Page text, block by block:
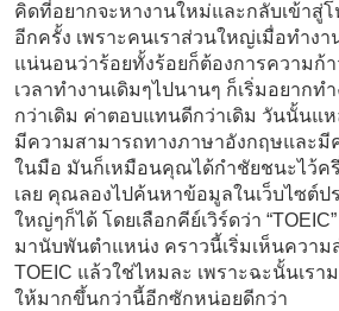
คิดที่อยากจะหางานใหม่และกลับเข้าสู่
อีกครั้ง เพราะคนเราส่วนใหญ่เมื่อทำงา
แน่นอนว่าร้อยทั้งร้อยก็ต้องการความก้
เวลาทำงานเดิมๆไปนานๆ ก็เริ่มอยากท
กว่าเดิม ค่าตอบแทนดีกว่าเดิม วันนั้นแ
มีความสามารถทางภาษาอังกฤษและมี
ในมือ มันก็เหมือนคุณได้กำชัยชนะไว้ครึ่
เลย คุณลองไปค้นหาข้อมูลในเว็บไซต์ป
ใหญ่ๆก็ได้ โดยเลือกคีย์เวิร์ดว่า
มานับพันตำแหน่ง คราวนี้เริ่มเห็นควา
TOEIC แล้วใช่ไหมละ เพราะฉะนั้นเรา
ให้มากขึ้นกว่านี้อีกซักหน่อยดีกว่า